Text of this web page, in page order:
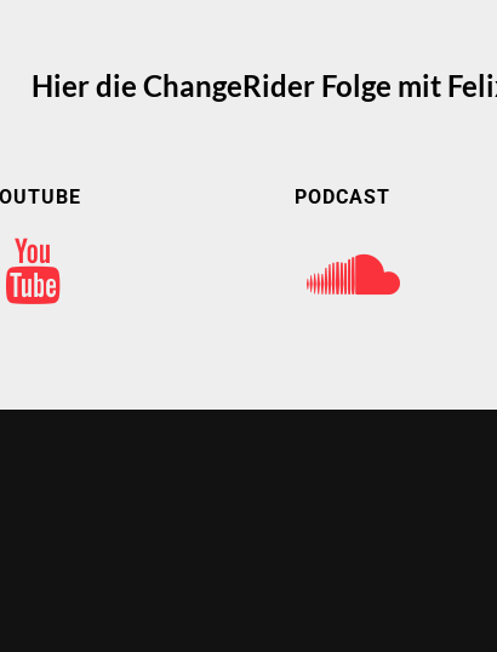
Hier die ChangeRider Folge mit
PODCAST